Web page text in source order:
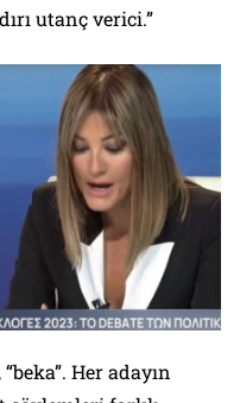
utanç verici.”
Her adayın